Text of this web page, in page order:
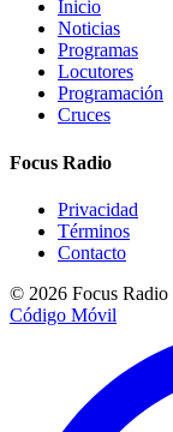
Inicio
Noticias
Programas
Locutores
Programación
Cruces
Focus Radio
Privacidad
Términos
Contacto
© 2026 Focus Radio
Código Móvil